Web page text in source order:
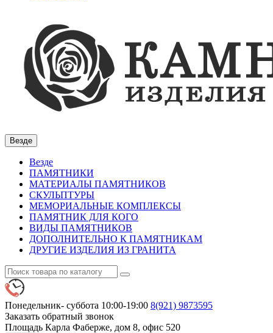
Везде
Везде
ПАМЯТНИКИ
МАТЕРИАЛЫ ПАМЯТНИКОВ
СКУЛЬПТУРЫ
МЕМОРИАЛЬНЫЕ КОМПЛЕКСЫ
ПАМЯТНИК ДЛЯ КОГО
ВИДЫ ПАМЯТНИКОВ
ДОПОЛНИТЕЛЬНО К ПАМЯТНИКАМ
ДРУГИЕ ИЗДЕЛИЯ ИЗ ГРАНИТА
Понедельник- суббота 10:00-19:00 8(921) 9873595
Заказать обратный звонок
Площадь Карла Фаберже, дом 8, офис 520